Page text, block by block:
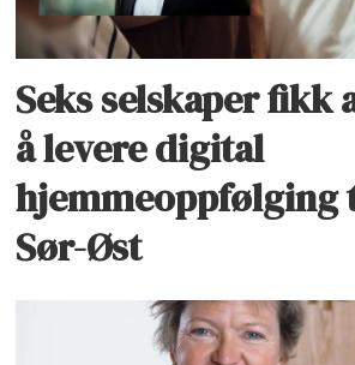
Seks selskaper fikk
å levere digital
hjemmeoppfølging
Sør-Øst